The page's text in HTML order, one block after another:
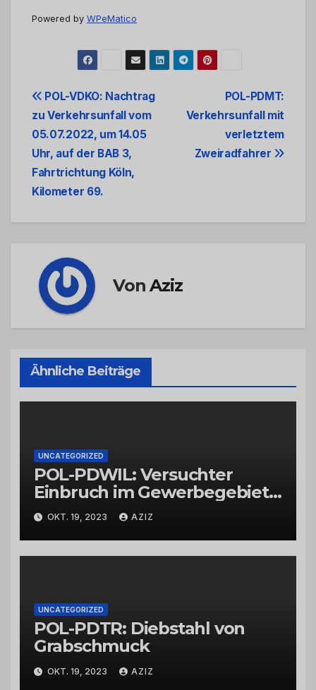
Powered by WPeMatico
Beitrags-
Navigation
POL-PDMT:
Verkehrsunfall mit
verletztem
Zweiradfahrer
POL-VDKO: Nachtrag
zu Verkehrsunfall vom
05.07.2022, um 14.05
Uhr, auf der BAB 3,
Fahrtrichtung Köln,
Kilometer 69.
VonAziz
Ähnliche Beiträge
UNCATEGORIZED
POL-PDWIL: Versuchter
Einbruch im Gewerbegebiet
Wittlich
OKT. 19, 2023 AZIZ
UNCATEGORIZED
POL-PDTR: Diebstahl von
Grabschmuck
OKT. 19, 2023 AZIZ